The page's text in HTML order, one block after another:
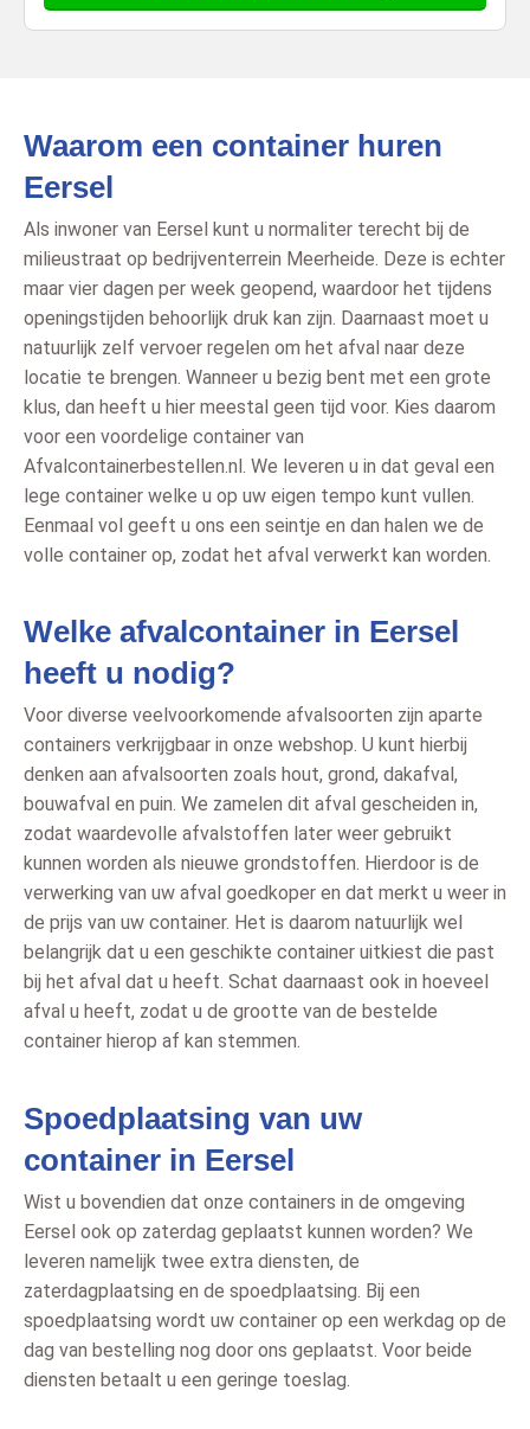
Waarom een container huren
Eersel
Als inwoner van Eersel kunt u normaliter terecht bij de
milieustraat op bedrijventerrein Meerheide. Deze is echter
maar vier dagen per week geopend, waardoor het tijdens
openingstijden behoorlijk druk kan zijn. Daarnaast moet u
natuurlijk zelf vervoer regelen om het afval naar deze
locatie te brengen. Wanneer u bezig bent met een grote
klus, dan heeft u hier meestal geen tijd voor. Kies daarom
voor een voordelige container van
Afvalcontainerbestellen.nl. We leveren u in dat geval een
lege container welke u op uw eigen tempo kunt vullen.
Eenmaal vol geeft u ons een seintje en dan halen we de
volle container op, zodat het afval verwerkt kan worden.
Welke afvalcontainer in Eersel
heeft u nodig?
Voor diverse veelvoorkomende afvalsoorten zijn aparte
containers verkrijgbaar in onze webshop. U kunt hierbij
denken aan afvalsoorten zoals hout, grond, dakafval,
bouwafval en puin. We zamelen dit afval gescheiden in,
zodat waardevolle afvalstoffen later weer gebruikt
kunnen worden als nieuwe grondstoffen. Hierdoor is de
verwerking van uw afval goedkoper en dat merkt u weer in
de prijs van uw container. Het is daarom natuurlijk wel
belangrijk dat u een geschikte container uitkiest die past
bij het afval dat u heeft. Schat daarnaast ook in hoeveel
afval u heeft, zodat u de grootte van de bestelde
container hierop af kan stemmen.
Spoedplaatsing van uw
container in Eersel
Wist u bovendien dat onze containers in de omgeving
Eersel ook op zaterdag geplaatst kunnen worden? We
leveren namelijk twee extra diensten, de
zaterdagplaatsing en de spoedplaatsing. Bij een
spoedplaatsing wordt uw container op een werkdag op de
dag van bestelling nog door ons geplaatst. Voor beide
diensten betaalt u een geringe toeslag.